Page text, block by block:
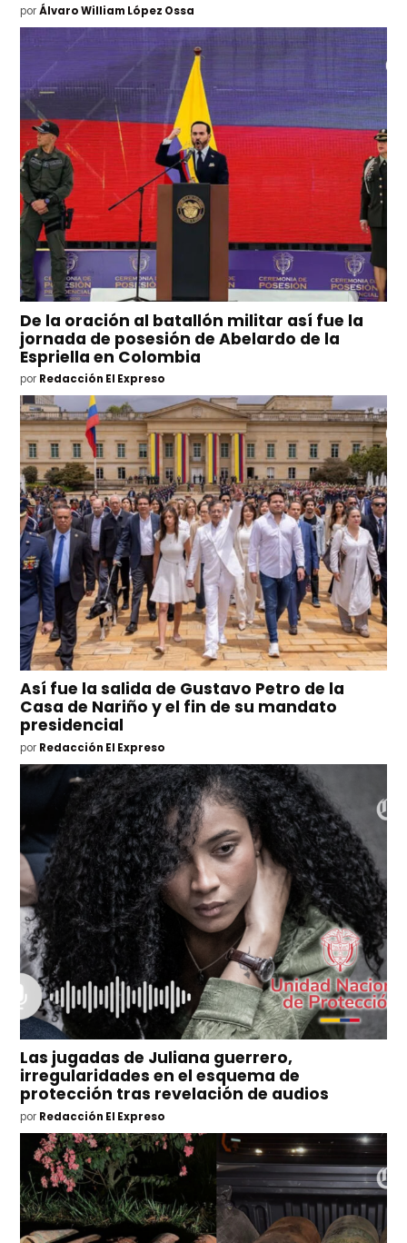
por Álvaro William López Ossa
De la oración al batallón militar así fue la
jornada de posesión de Abelardo de la
Espriella en Colombia
por Redacción El Expreso
Así fue la salida de Gustavo Petro de la
Casa de Nariño y el fin de su mandato
presidencial
por Redacción El Expreso
Las jugadas de Juliana guerrero,
irregularidades en el esquema de
protección tras revelación de audios
por Redacción El Expreso